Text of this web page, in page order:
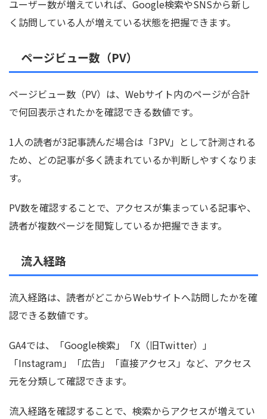
ユーザー数が増えていれば、Google検索やSNSから新し
く訪問している人が増えている状態を把握できます。
ページビュー数（PV）
ページビュー数（PV）は、Webサイト内のページが合計
で何回表示されたかを確認できる数値です。
1人の読者が3記事読んだ場合は「3PV」として計測される
ため、どの記事が多く読まれているか判断しやすくなりま
す。
PV数を確認することで、アクセスが集まっている記事や、
読者が複数ページを閲覧しているか把握できます。
流入経路
流入経路は、読者がどこからWebサイトへ訪問したかを確
認できる数値です。
GA4では、「Google検索」「X（旧Twitter）」
「Instagram」「広告」「直接アクセス」など、アクセス
元を分類して確認できます。
流入経路を確認することで、検索からアクセスが増えてい